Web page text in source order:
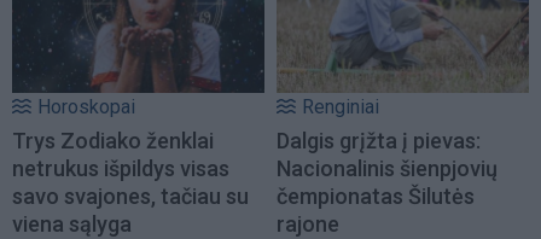
Horoskopai
Trys Zodiako ženklai
netrukus išpildys visas
savo svajones, tačiau su
viena sąlyga
Renginiai
Dalgis grįžta į pievas:
Nacionalinis šienpjovių
čempionatas Šilutės
rajone